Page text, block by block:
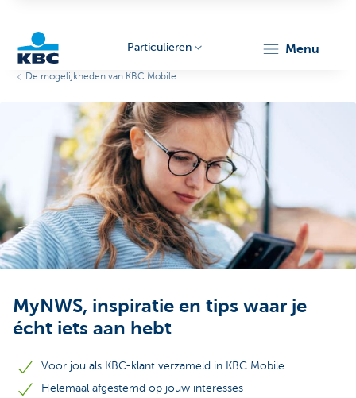
Particulieren
Particulieren menu
De mogelijkheden van KBC Mobile
MyNWS, inspiratie en tips waar je
écht iets aan hebt
Voor jou als KBC-klant verzameld in KBC Mobile
Helemaal afgestemd op jouw interesses